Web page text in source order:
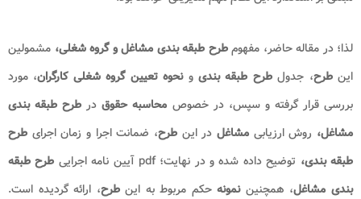
لذا؛ در مقاله حاضر، مفهومطرح طبقه بندی مشاغل و گروه شغلی، مشمولین
اینطرح، جدولطرح طبقه بندی ونحوه تعیین گروه شغلی کارگران، مورد
بررسی قرار گرفته و سپس، در خصوص محاسبه حقوق در طرح طبقه بندی
مشاغل، روش ارزیابی مشاغل در این طرح، ضمانت اجرا و زمان اجرای طرح
طبقه بندی، توضیح داده شده و در نهایت؛ pdf آیین نامه اجرایی
طرح طبقه
بندی مشاغل، همچنیننمونهحکم مربوط به اینطرح، ارائه گردیده است.